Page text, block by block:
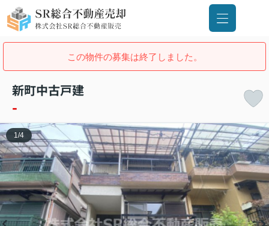
この物件の募集は終了しました。
新町中古戸建
-
1 /4